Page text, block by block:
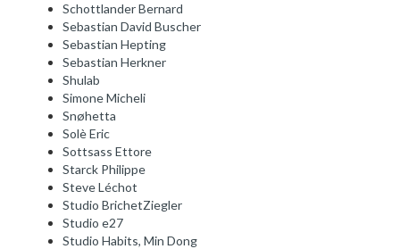
Schottlander Bernard
Sebastian David Buscher
Sebastian Hepting
Sebastian Herkner
Shulab
Simone Micheli
Snøhetta
Solè Eric
Sottsass Ettore
Starck Philippe
Steve Léchot
Studio BrichetZiegler
Studio e27
Studio Habits, Min Dong